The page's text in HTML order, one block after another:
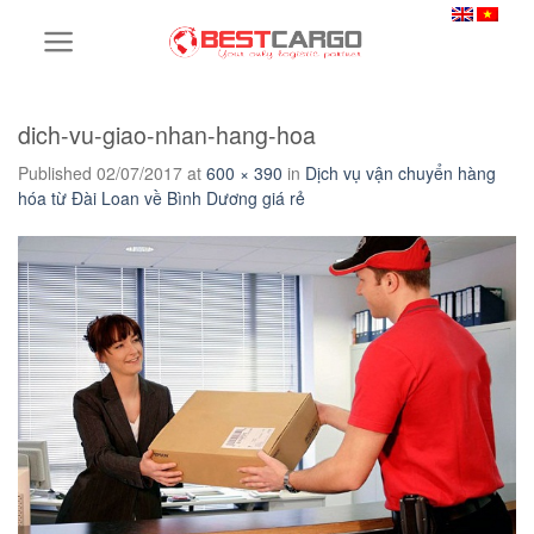
dich-vu-giao-nhan-hang-hoa
Published 02/07/2017 at 600 × 390 in Dịch vụ vận chuyển hàng
hóa từ Đài Loan về Bình Dương giá rẻ